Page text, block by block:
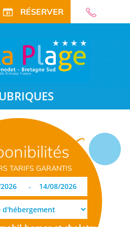
RÉSERVER
TARIFS GARANTIS
-